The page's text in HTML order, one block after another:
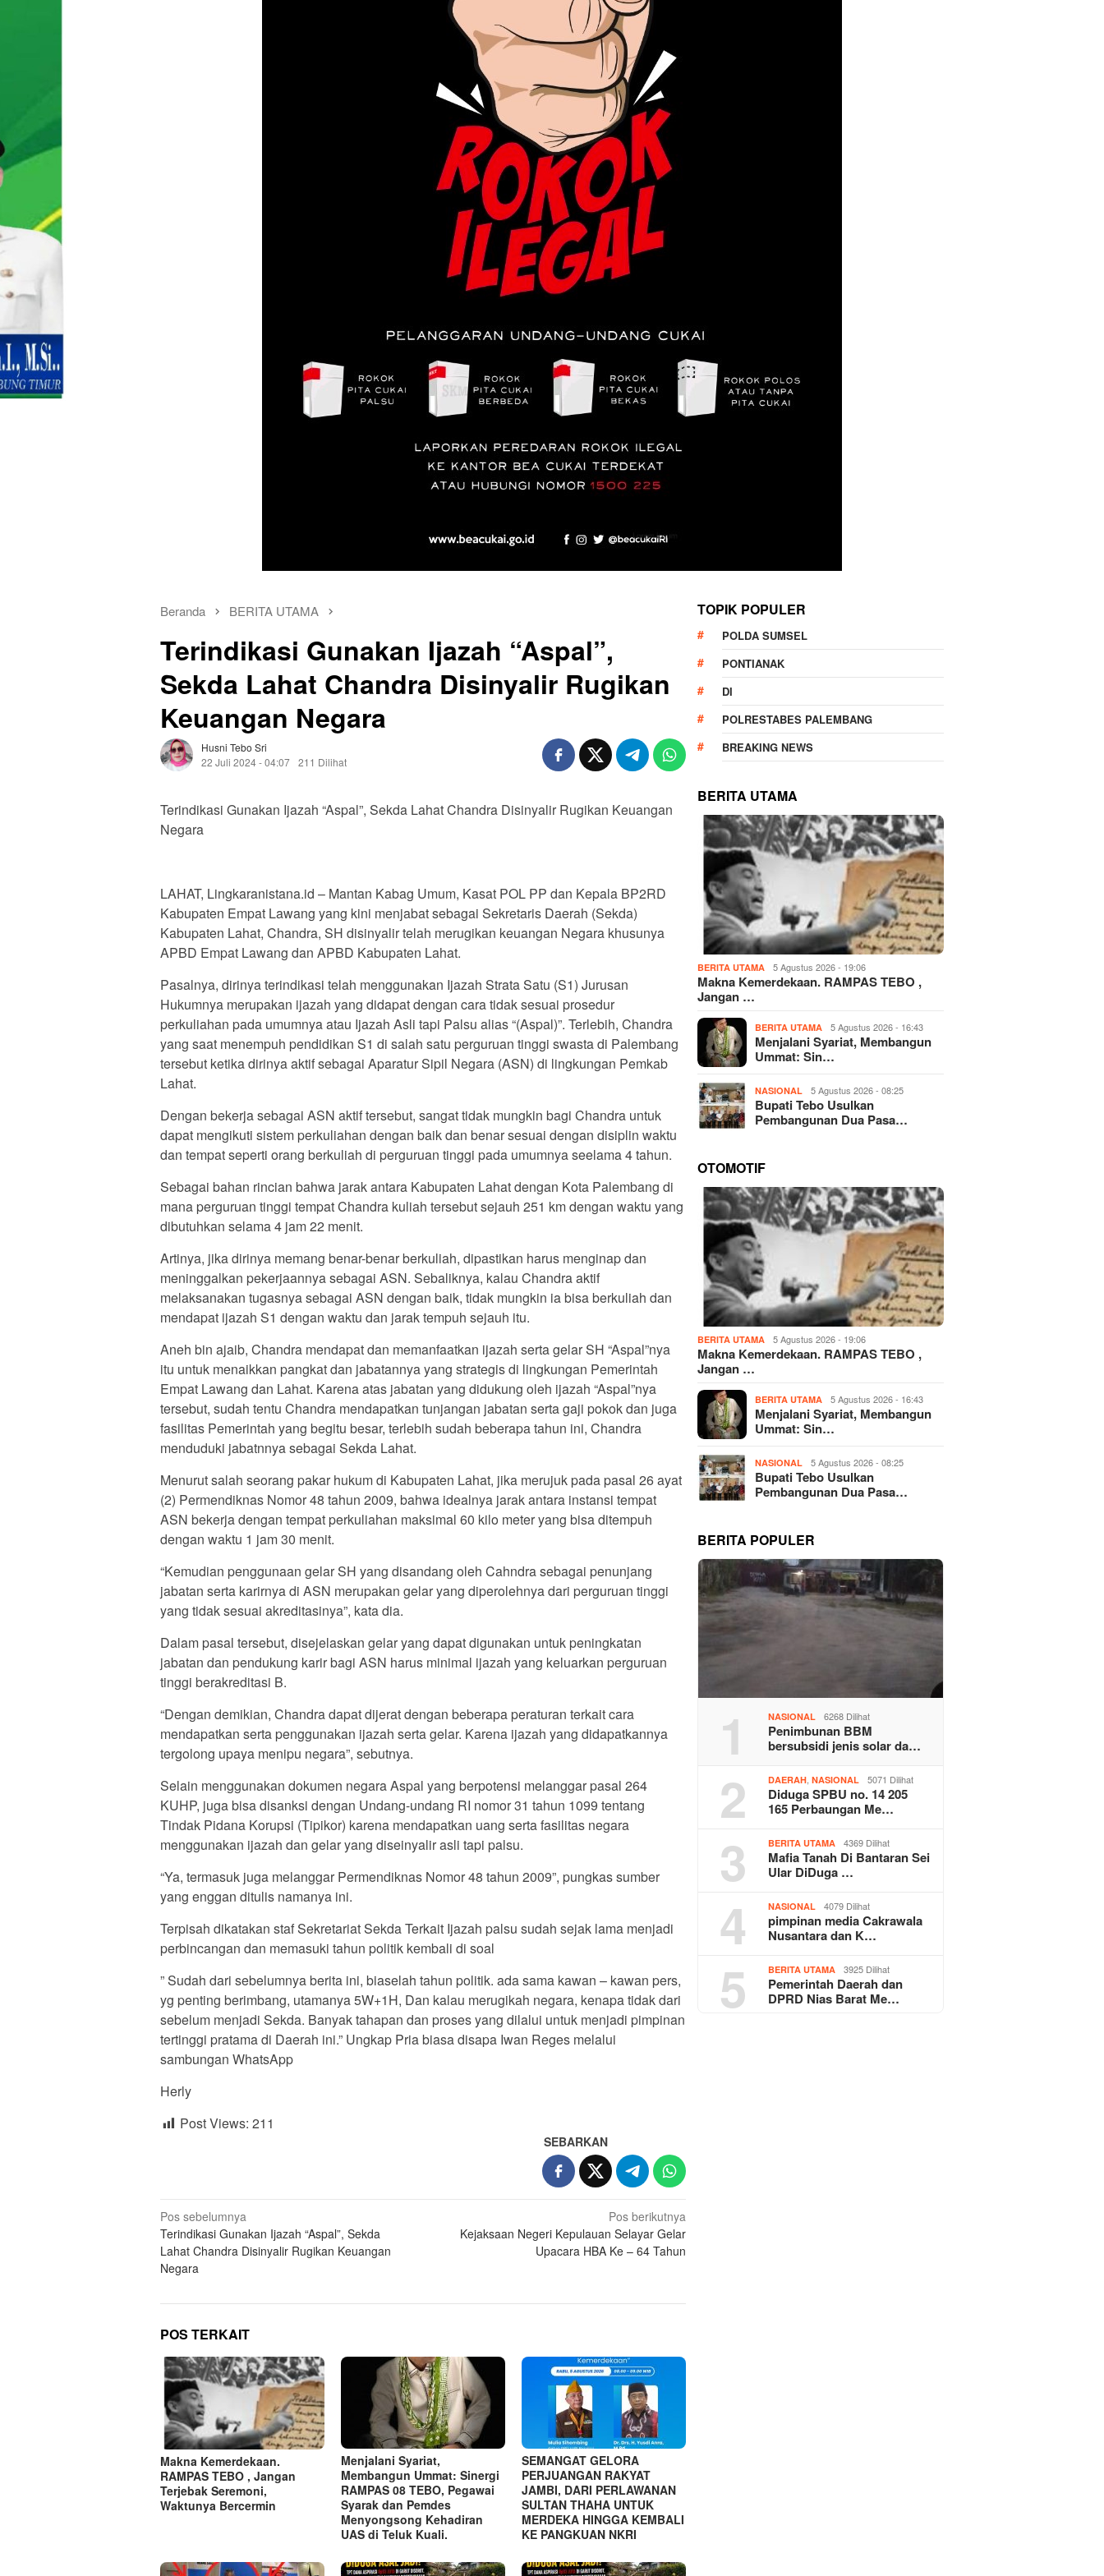
Beranda BERITA UTAMA
Terindikasi Gunakan Ijazah “Aspal”,
Sekda Lahat Chandra Disinyalir Rugikan
Keuangan Negara
Husni Tebo Sri
22 Juli 2024 - 04:07 211 Dilihat
Terindikasi Gunakan Ijazah “Aspal”, Sekda Lahat Chandra Disinyalir Rugikan Keuangan
Negara
LAHAT, Lingkaranistana.id – Mantan Kabag Umum, Kasat POL PP dan Kepala BP2RD
Kabupaten Empat Lawang yang kini menjabat sebagai Sekretaris Daerah (Sekda)
Kabupaten Lahat, Chandra, SH disinyalir telah merugikan keuangan Negara khusunya
APBD Empat Lawang dan APBD Kabupaten Lahat.
Pasalnya, dirinya terindikasi telah menggunakan Ijazah Strata Satu (S1) Jurusan
Hukumnya merupakan ijazah yang didapat dengan cara tidak sesuai prosedur
perkuliahan pada umumnya atau Ijazah Asli tapi Palsu alias “(Aspal)”. Terlebih, Chandra
yang saat menempuh pendidikan S1 di salah satu perguruan tinggi swasta di Palembang
tersebut ketika dirinya aktif sebagai Aparatur Sipil Negara (ASN) di lingkungan Pemkab
Lahat.
Dengan bekerja sebagai ASN aktif tersebut, sangat tidak mungkin bagi Chandra untuk
dapat mengikuti sistem perkuliahan dengan baik dan benar sesuai dengan disiplin waktu
dan tempat seperti orang berkuliah di perguruan tinggi pada umumnya seelama 4 tahun.
Sebagai bahan rincian bahwa jarak antara Kabupaten Lahat dengan Kota Palembang di
mana perguruan tinggi tempat Chandra kuliah tersebut sejauh 251 km dengan waktu yang
dibutuhkan selama 4 jam 22 menit.
Artinya, jika dirinya memang benar-benar berkuliah, dipastikan harus menginap dan
meninggalkan pekerjaannya sebagai ASN. Sebaliknya, kalau Chandra aktif
melaksanakan tugasnya sebagai ASN dengan baik, tidak mungkin ia bisa berkuliah dan
mendapat ijazah S1 dengan waktu dan jarak tempuh sejauh itu.
Aneh bin ajaib, Chandra mendapat dan memanfaatkan ijazah serta gelar SH “Aspal”nya
itu untuk menaikkan pangkat dan jabatannya yang strategis di lingkungan Pemerintah
Empat Lawang dan Lahat. Karena atas jabatan yang didukung oleh ijazah “Aspal”nya
tersebut, sudah tentu Chandra mendapatkan tunjangan jabatan serta gaji pokok dan juga
fasilitas Pemerintah yang begitu besar, terlebih sudah beberapa tahun ini, Chandra
menduduki jabatnnya sebagai Sekda Lahat.
Menurut salah seorang pakar hukum di Kabupaten Lahat, jika merujuk pada pasal 26 ayat
(2) Permendiknas Nomor 48 tahun 2009, bahwa idealnya jarak antara instansi tempat
ASN bekerja dengan tempat perkuliahan maksimal 60 kilo meter yang bisa ditempuh
dengan waktu 1 jam 30 menit.
“Kemudian penggunaan gelar SH yang disandang oleh Cahndra sebagai penunjang
jabatan serta karirnya di ASN merupakan gelar yang diperolehnya dari perguruan tinggi
yang tidak sesuai akreditasinya”, kata dia.
Dalam pasal tersebut, disejelaskan gelar yang dapat digunakan untuk peningkatan
jabatan dan pendukung karir bagi ASN harus minimal ijazah yang keluarkan perguruan
tinggi berakreditasi B.
“Dengan demikian, Chandra dapat dijerat dengan beberapa peraturan terkait cara
mendapatkan serta penggunakan ijazah serta gelar. Karena ijazah yang didapatkannya
tergolong upaya menipu negara”, sebutnya.
Selain menggunakan dokumen negara Aspal yang berpotensi melanggar pasal 264
KUHP, juga bisa disanksi dengan Undang-undang RI nomor 31 tahun 1099 tentang
Tindak Pidana Korupsi (Tipikor) karena mendapatkan uang serta fasilitas negara
menggunakan ijazah dan gelar yang diseinyalir asli tapi palsu.
“Ya, termasuk juga melanggar Permendiknas Nomor 48 tahun 2009”, pungkas sumber
yang enggan ditulis namanya ini.
Terpisah dikatakan staf Sekretariat Sekda Terkait Ijazah palsu sudah sejak lama menjadi
perbincangan dan memasuki tahun politik kembali di soal
” Sudah dari sebelumnya berita ini, biaselah tahun politik. ada sama kawan – kawan pers,
yg penting berimbang, utamanya 5W+1H, Dan kalau merugikah negara, kenapa tidak dari
sebelum menjadi Sekda. Banyak tahapan dan proses yang dilalui untuk menjadi pimpinan
tertinggi pratama di Daerah ini.” Ungkap Pria biasa disapa Iwan Reges melalui
sambungan WhatsApp
Herly
Post Views: 211
SEBARKAN
Navigasi
pos
Pos sebelumnya
Terindikasi Gunakan Ijazah “Aspal”, Sekda
Lahat Chandra Disinyalir Rugikan Keuangan
Negara
Pos berikutnya
Kejaksaan Negeri Kepulauan Selayar Gelar
Upacara HBA Ke – 64 Tahun
POS TERKAIT
Makna Kemerdekaan.
RAMPAS TEBO , Jangan
Terjebak Seremoni,
Waktunya Bercermin
​Menjalani Syariat,
Membangun Ummat: Sinergi
RAMPAS 08 TEBO, Pegawai
Syarak dan Pemdes
Menyongsong Kehadiran
UAS di Teluk Kuali.
SEMANGAT GELORA
PERJUANGAN RAKYAT
JAMBI, DARI PERLAWANAN
SULTAN THAHA UNTUK
MERDEKA HINGGA KEMBALI
KE PANGKUAN NKRI
TOPIK POPULER
POLDA SUMSEL
PONTIANAK
DI
POLRESTABES PALEMBANG
BREAKING NEWS
BERITA UTAMA
BERITA UTAMA 5 Agustus 2026 - 19:06
Makna Kemerdekaan. RAMPAS TEBO ,
Jangan …
BERITA UTAMA 5 Agustus 2026 - 16:43
​Menjalani Syariat, Membangun
Ummat: Sin…
NASIONAL 5 Agustus 2026 - 08:25
Bupati Tebo Usulkan
Pembangunan Dua Pasa…
OTOMOTIF
BERITA UTAMA 5 Agustus 2026 - 19:06
Makna Kemerdekaan. RAMPAS TEBO ,
Jangan …
BERITA UTAMA 5 Agustus 2026 - 16:43
​Menjalani Syariat, Membangun
Ummat: Sin…
NASIONAL 5 Agustus 2026 - 08:25
Bupati Tebo Usulkan
Pembangunan Dua Pasa…
BERITA POPULER
1 NASIONAL 6268 Dilihat
Penimbunan BBM
bersubsidi jenis solar da…
2 DAERAH,NASIONAL 5071 Dilihat
Diduga SPBU no. 14 205
165 Perbaungan Me…
3 BERITA UTAMA 4369 Dilihat
Mafia Tanah Di Bantaran Sei
Ular DiDuga …
4 NASIONAL 4079 Dilihat
pimpinan media Cakrawala
Nusantara dan K…
5 BERITA UTAMA 3925 Dilihat
Pemerintah Daerah dan
DPRD Nias Barat Me…